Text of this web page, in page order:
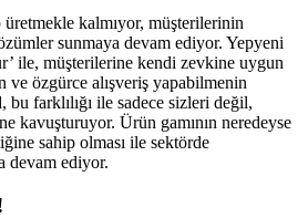
üretmekle kalmıyor, müşterilerinin
sunmaya devam ediyor. Yepyeni
ile, müşterilerine kendi zevkine uygun
ve özgürce alışveriş yapabilmenin
bu farklılığı ile sadece sizleri değil,
kavuşturuyor. Ürün gamının neredeyse
sahip olması ile sektörde
devam ediyor.